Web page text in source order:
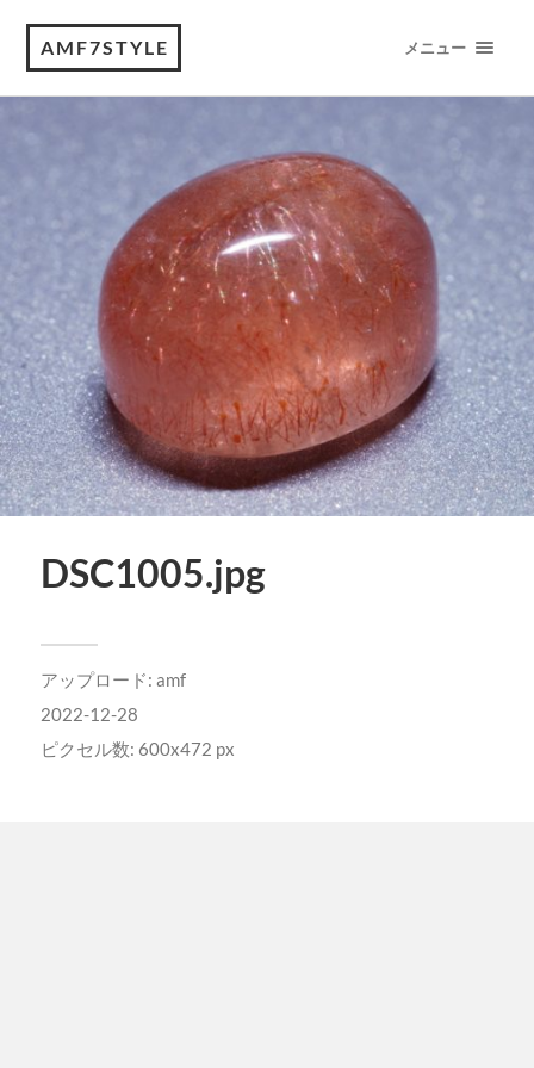
AMF7STYLE メニュー
DSC1005.jpg
アップロード: amf
2022-12-28
ピクセル数: 600x472 px